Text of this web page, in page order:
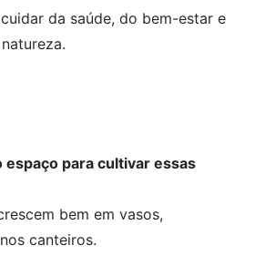
da saúde, do bem-estar e
espaço para cultivar essas
bem em vasos,
canteiros.